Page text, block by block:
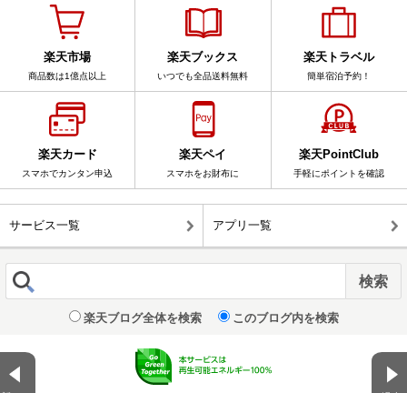
楽天市場
商品数は1億点以上
楽天ブックス
いつでも全品送料無料
楽天トラベル
簡単宿泊予約！
楽天カード
スマホでカンタン申込
楽天ペイ
スマホをお財布に
楽天PointClub
手軽にポイントを確認
サービス一覧 アプリ一覧
楽天ブログ全体を検索 このブログ内を検索